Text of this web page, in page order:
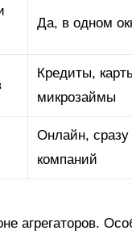
Да, в одном
Кредиты,
микрозаймы
Онлайн, сразу
компаний
агрегаторов.